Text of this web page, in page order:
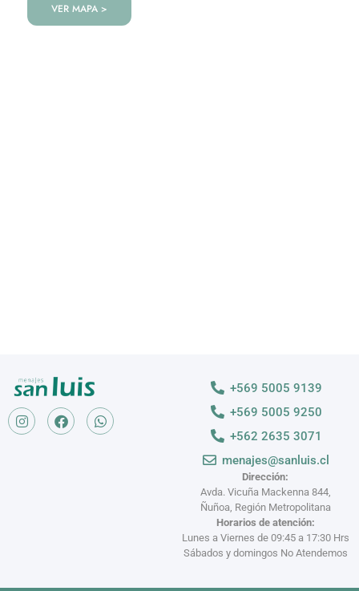
VER MAPA >
Dirección:
Avda. Vicuña Mackenna 844,
Ñuñoa, Región Metropolitana
Horarios de atención:
Lunes a Viernes de 09:45 a 17:30 Hrs
Sábados y domingos No Atendemos
+569 5005 9139
+569 5005 9250
+562 2635 3071
menajes@sanluis.cl